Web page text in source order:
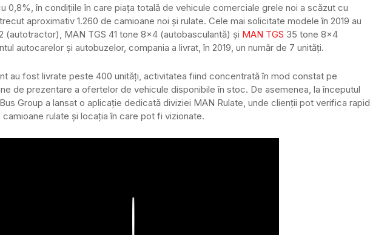
0,8%, în condițiile în care piața totală de vehicule comerciale grele noi a scăzut cu
aproximativ 1.260 de camioane noi și rulate. Cele mai solicitate modele în 2019 au
(autotractor), MAN TGS 41 tone 8×4 (autobasculantă) și MAN TGS 35 tone 8×4
autocarelor și autobuzelor, compania a livrat, în 2019, un număr de 7 unități.
au fost livrate peste 400 unități, activitatea fiind concentrată în mod constat pe
de prezentare a ofertelor de vehicule disponibile în stoc. De asemenea, la începutul
Group a lansat o aplicație dedicată diviziei MAN Rulate, unde clienții pot verifica rapid
rulate și locația în care pot fi vizionate.